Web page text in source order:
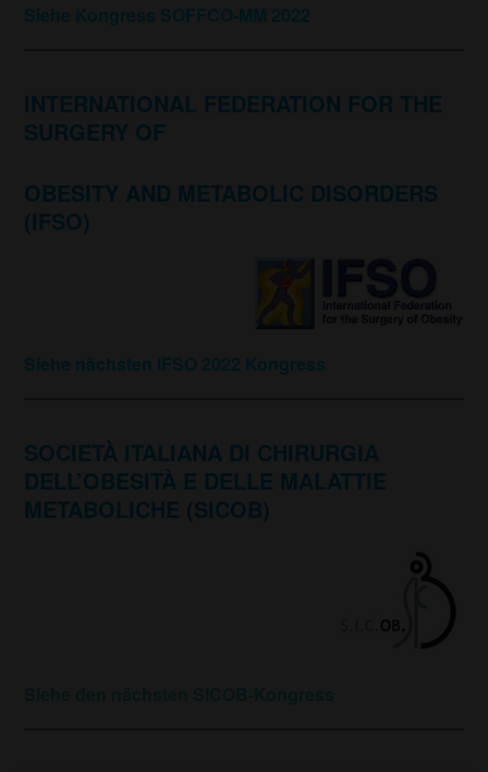
Siehe Kongress SOFFCO-MM 2022
INTERNATIONAL FEDERATION FOR THE
SURGERY OF
OBESITY AND METABOLIC DISORDERS
(IFSO)
Siehe nächsten IFSO 2022 Kongress
SOCIETÀ ITALIANA DI CHIRURGIA
DELL’OBESITÀ E DELLE MALATTIE
METABOLICHE (SICOB)